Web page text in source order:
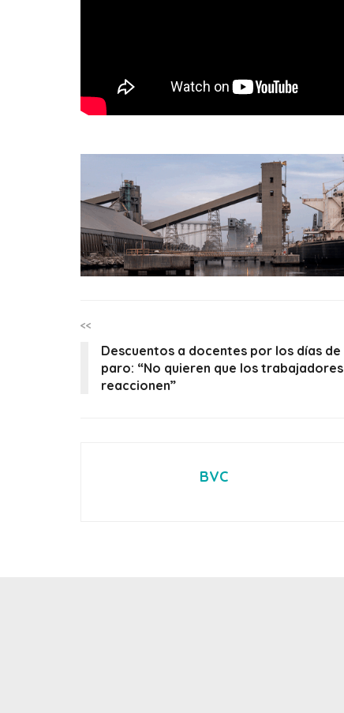
<<
Descuentos a docentes por los días de
paro: “No quieren que los trabajadores
reaccionen”
BVC